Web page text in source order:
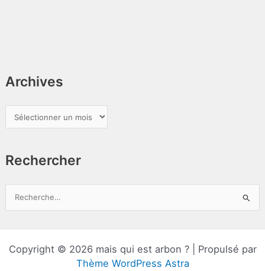
Archives
r
h
Rechercher
Copyright © 2026 mais qui est arbon ? | Propulsé par
Thème WordPress Astra